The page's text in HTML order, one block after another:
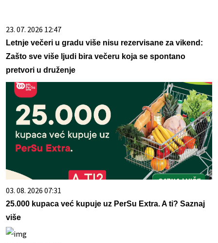
23. 07. 2026 12:47
Letnje večeri u gradu više nisu rezervisane za vikend:
Zašto sve više ljudi bira večeru koja se spontano
pretvori u druženje
03. 08. 2026 07:31
25.000 kupaca već kupuje uz PerSu Extra. A ti? Saznaj
više